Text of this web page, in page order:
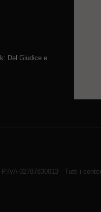
Del Giudice e
02787830013 - Tutti i